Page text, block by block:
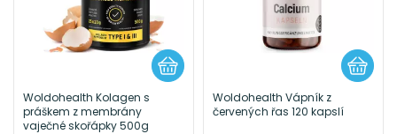
Woldohealth Kolagen s
práškem z membrány
vaječné skořápky 500g
Woldohealth Vápník z
červených řas 120 kapslí